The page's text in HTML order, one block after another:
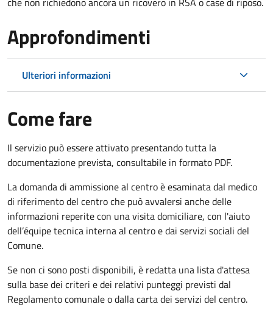
Approfondimenti
Ulteriori informazioni
Come fare
Il servizio può essere attivato presentando tutta la
documentazione prevista, consultabile in formato PDF.
La domanda di ammissione al centro è esaminata dal medico
di riferimento del centro che può avvalersi anche delle
informazioni reperite con una visita domiciliare, con l'aiuto
dell’équipe tecnica interna al centro e dai servizi sociali del
Comune.
Se non ci sono posti disponibili, è redatta una lista d'attesa
sulla base dei criteri e dei relativi punteggi previsti dal
Regolamento comunale o dalla carta dei servizi del centro.